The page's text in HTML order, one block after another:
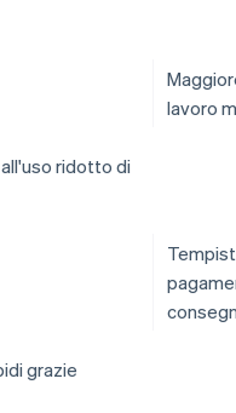
lavoro
ridotto di
grazie